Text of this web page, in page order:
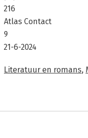
216
Atlas Contact
9
21-6-2024
Literatuur en romans,